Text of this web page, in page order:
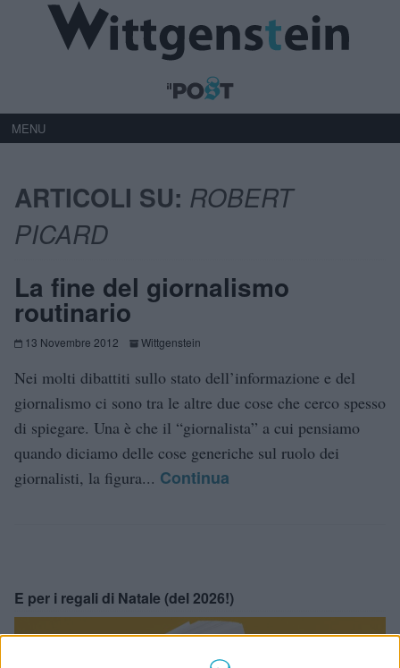
MENU
ARTICOLI SU: ROBERT
PICARD
La fine del giornalismo
routinario
13 Novembre 2012 Wittgenstein
Nei molti dibattiti sullo stato dell’informazione e del
giornalismo ci sono tra le altre due cose che cerco spesso
di spiegare. Una è che il “giornalista” a cui pensiamo
quando diciamo delle cose generiche sul ruolo dei
giornalisti, la figura... Continua
E per i regali di Natale (del 2026!)